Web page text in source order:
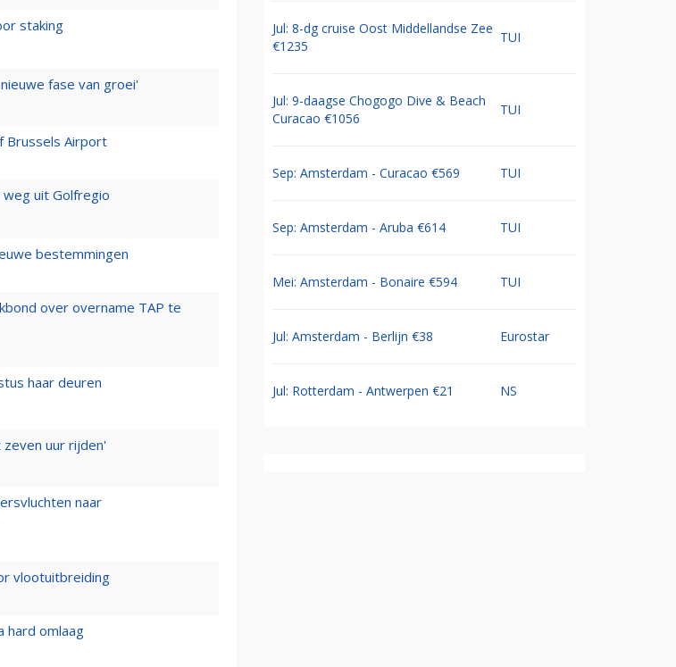
staking
fase van groei'
Brussels Airport
uit Golfregio
bestemmingen
over overname TAP te
haar deuren
uur rijden'
naar
vlootuitbreiding
hard omlaag
Jul: 8-dg cruise Oost Middellandse Zee
€1235
TUI
Jul: 9-daagse Chogogo Dive & Beach
Curacao €1056
TUI
Sep: Amsterdam - Curacao €569 TUI
Sep: Amsterdam - Aruba €614 TUI
Mei: Amsterdam - Bonaire €594 TUI
Jul: Amsterdam - Berlijn €38 Eurostar
Jul: Rotterdam - Antwerpen €21 NS